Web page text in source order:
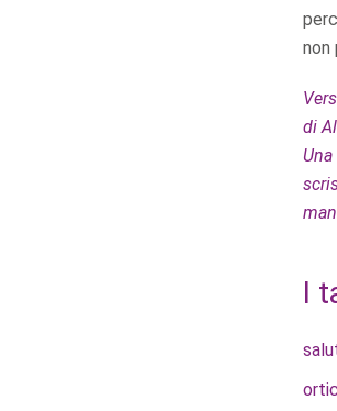
non
di
I